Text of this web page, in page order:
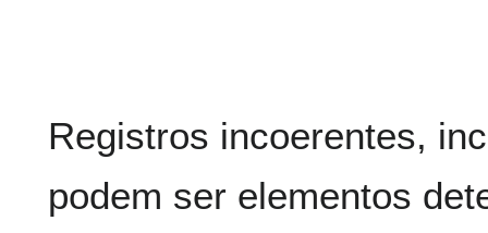
Registros incoerentes,
podem ser elementos